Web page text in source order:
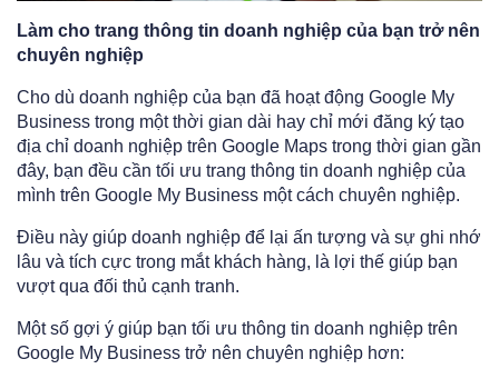
Làm cho trang thông tin doanh nghiệp của bạn trở nên
chuyên nghiệp
Cho dù doanh nghiệp của bạn đã hoạt động Google My
Business trong một thời gian dài hay chỉ mới đăng ký tạo
địa chỉ doanh nghiệp trên Google Maps trong thời gian gần
đây, bạn đều cần tối ưu trang thông tin doanh nghiệp của
mình trên Google My Business một cách chuyên nghiệp.
Điều này giúp doanh nghiệp để lại ấn tượng và sự ghi nhớ
lâu và tích cực trong mắt khách hàng, là lợi thế giúp bạn
vượt qua đối thủ cạnh tranh.
Một số gợi ý giúp bạn tối ưu thông tin doanh nghiệp trên
Google My Business trở nên chuyên nghiệp hơn: